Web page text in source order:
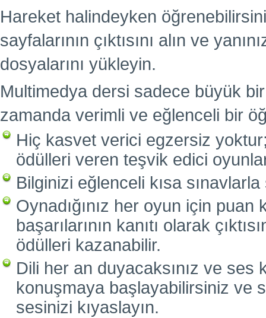
Hareket halindeyken
sayfalarının çıktısını alın ve
dosyalarını yükleyin.
Multimedya dersi sadece büyük
zamanda verimli ve eğlenceli bir
Hiç kasvet verici egzersiz
ödülleri veren teşvik edici
Bilginizi eğlenceli kısa sınavlarla
Oynadığınız her oyun için
başarılarının kanıtı olarak
ödülleri kazanabilir.
Dili her an duyacaksınız ve ses
konuşmaya başlayabilirsiniz ve
sesinizi kıyaslayın.